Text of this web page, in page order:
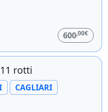
600,00€
rotti
CAGLIARI